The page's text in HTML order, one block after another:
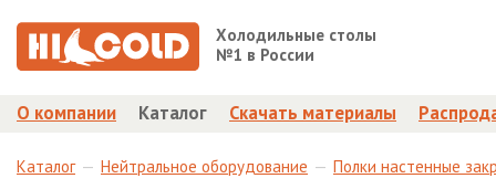
Холодильные столы
№1 в России
О компании Каталог Скачать материалы
Каталог Нейтральное оборудование Полки настенные